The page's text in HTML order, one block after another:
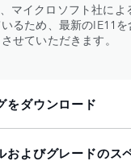
マイクロソフト社によ
るため、最新のIE11
せていただきます。
をダウンロード
およびグレードのス